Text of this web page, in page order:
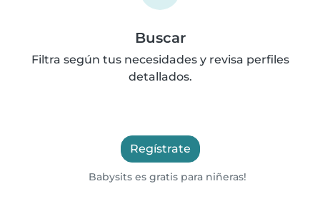
Buscar
Filtra según tus necesidades y revisa perfiles
detallados.
Regístrate
Babysits es gratis para niñeras!